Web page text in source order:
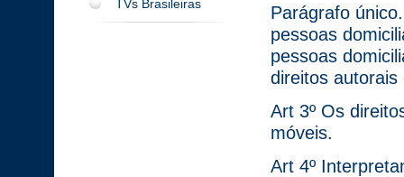
TVs Brasileiras
Parágrafo
pessoas
pessoas
direitos autorais
Art 3º Os
móveis.
Art 4º